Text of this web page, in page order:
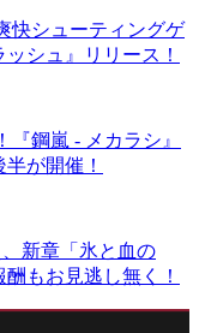
快シューティングゲ
シュ』リリース！
鋼嵐 - メカラシ』
が開催！
新章「氷と血の
もお見逃し無く！